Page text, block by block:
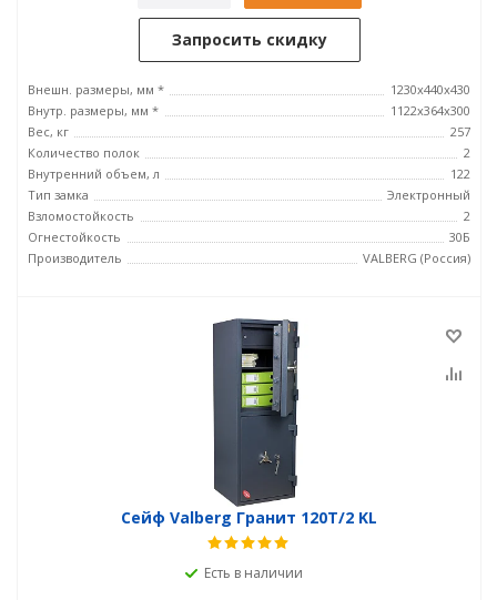
Запросить скидку
Внешн. размеры, мм *
1230x440x430
Внутр. размеры, мм *
1122x364x300
Вес, кг
257
Количество полок
2
Внутренний объем, л
122
Тип замка
Электронный
Взломостойкость
2
Огнестойкость
30Б
Производитель
VALBERG (Россия)
Сейф Valberg Гранит 120T/2 KL
Есть в наличии